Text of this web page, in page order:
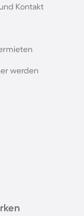
Kontakt
werden